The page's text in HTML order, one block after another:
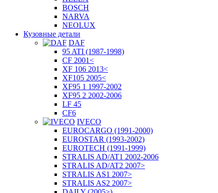
BOSCH
NARVA
NEOLUX
Кузовные детали
DAF
95 ATI (1987-1998)
CF 2001<
XF 106 2013<
XF105 2005<
XF95 1 1997-2002
XF95 2 2002-2006
LF 45
CF6
IVECO
EUROCARGO (1991-2000)
EUROSTAR (1993-2002)
EUROTECH (1991-1999)
STRALIS AD/AT1 2002-2006
STRALIS AD/AT2 2007>
STRALIS AS1 2007>
STRALIS AS2 2007>